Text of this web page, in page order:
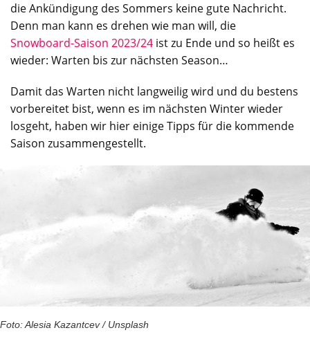
die Ankündigung des Sommers keine gute Nachricht.
Denn man kann es drehen wie man will, die
Snowboard-Saison 2023/24 ist zu Ende und so heißt es
wieder: Warten bis zur nächsten Season…
Damit das Warten nicht langweilig wird und du bestens
vorbereitet bist, wenn es im nächsten Winter wieder
losgeht, haben wir hier einige Tipps für die kommende
Saison zusammengestellt.
Foto: Alesia Kazantcev / Unsplash